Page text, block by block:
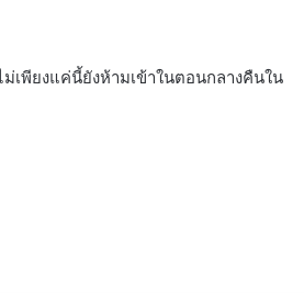
เพียงแค่นี้ยังห้ามเข้าในตอนกลางคืนใน